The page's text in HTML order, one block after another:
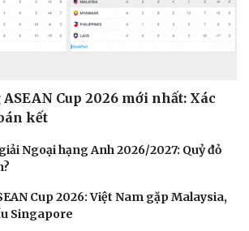
Tình yêu - Gia đình
Cup 2026 mới nhất: Xác
kết
Ngoại hạng Anh 2026/2027: Quỷ đỏ
Cup 2026: Việt Nam gặp Malaysia,
Singapore